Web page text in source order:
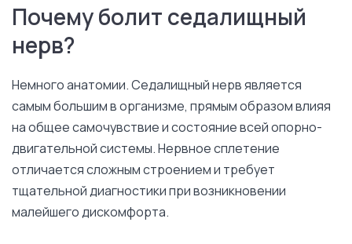
Почему болит седалищный
нерв?
Немного анатомии. Седалищный нерв является
самым большим в организме, прямым образом влияя
на общее самочувствие и состояние всей опорно-
двигательной системы. Нервное сплетение
отличается сложным строением и требует
тщательной диагностики при возникновении
малейшего дискомфорта.